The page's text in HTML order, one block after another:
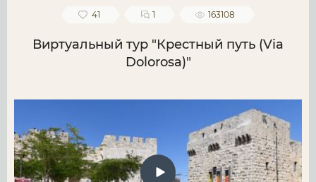
41 1 163108
Виртуальный тур "Крестный путь (Via
Dolorosa)"